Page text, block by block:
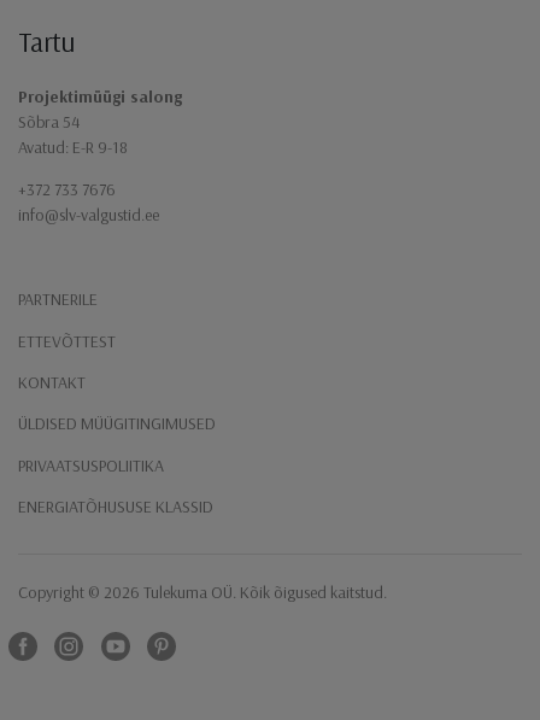
Tartu
Projektimüügi salong
Sõbra 54
Avatud: E-R 9-18
+372 733 7676
info@slv-valgustid.ee
PARTNERILE
ETTEVÕTTEST
KONTAKT
ÜLDISED MÜÜGITINGIMUSED
PRIVAATSUSPOLIITIKA
ENERGIATÕHUSUSE KLASSID
Copyright ​© 2026 Tulekuma OÜ. Kõik õigused kaitstud.